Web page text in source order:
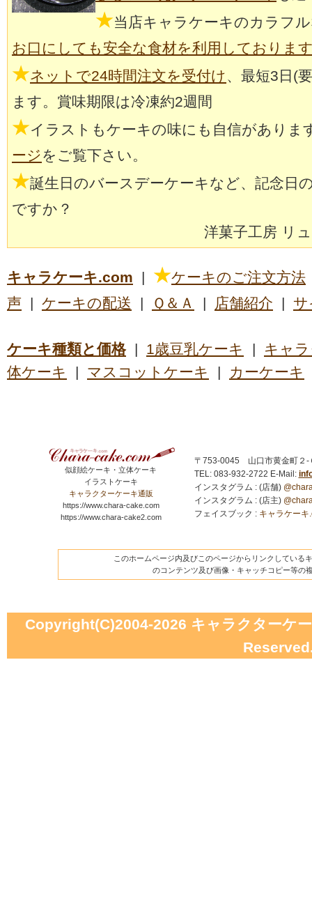
★当店キャラケーキのカラフ
お口にしても安全な食材を利用しておりま
★ネットで24時間注文を受付け、最短3日(
ます。賞味期限は冷凍約2週間
★イラストもケーキの味にも自信がありま
ージをご覧下さい。
★誕生日のバースデーケーキなど、記念日
ですか？
洋菓子工房 リ
キャラケーキ.com | ★ケーキのご注文方法
声 | ケーキの配送 | Ｑ＆Ａ | 店舗紹介 | サ
ケーキ種類と価格| 1歳豆乳ケーキ | キャ
体ケーキ
| マスコットケーキ | カーケーキ
似顔絵ケーキ・立体ケーキ
イラストケーキ
キャラクターケーキ通販
https://www.chara-cake.com
https://www.chara-cake2.com
〒753-0045 山口市黄金町
TEL: 083-932-2722 E-Mail:
インスタグラム : (店舗)
インスタグラム : (店主)
フェイスブック : キャラケー
このホームページ内及びこのページからリンクしている
のコンテンツ及び画像・キャッチコピー等の
Copyright(C)2004-2026 キャラクターケ